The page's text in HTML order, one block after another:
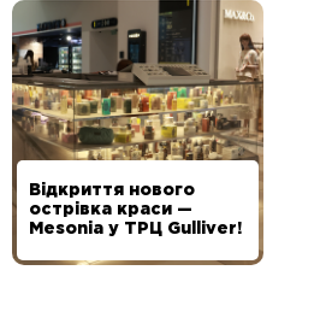
Відкриття нового
острівка краси —
Mesonia у ТРЦ Gulliver!